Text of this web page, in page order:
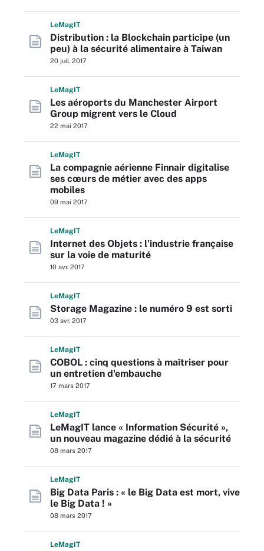
LeMagIT
Distribution : la Blockchain participe (un
peu) à la sécurité alimentaire à Taiwan
20 juil. 2017
LeMagIT
Les aéroports du Manchester Airport
Group migrent vers le Cloud
22 mai 2017
LeMagIT
La compagnie aérienne Finnair digitalise
ses cœurs de métier avec des apps
mobiles
09 mai 2017
LeMagIT
Internet des Objets : l’industrie française
sur la voie de maturité
10 avr. 2017
LeMagIT
Storage Magazine : le numéro 9 est sorti
03 avr. 2017
LeMagIT
COBOL : cinq questions à maîtriser pour
un entretien d'embauche
17 mars 2017
LeMagIT
LeMagIT lance « Information Sécurité »,
un nouveau magazine dédié à la sécurité
08 mars 2017
LeMagIT
Big Data Paris : « le Big Data est mort, vive
le Big Data ! »
08 mars 2017
LeMagIT